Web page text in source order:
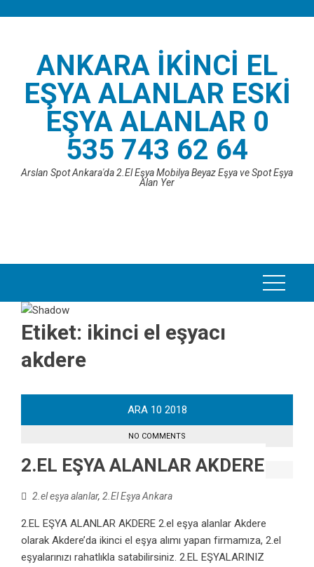
ANKARA İKINCI EL
EŞYA ALANLAR ESKI
EŞYA ALANLAR 0
535 743 62 64
Arslan Spot Ankara'da 2.El Eşya Mobilya Beyaz Eşya ve Spot Eşya
Alan Yer
Etiket: ikinci el eşyacı
akdere
ARA 10 2018
NO COMMENTS
2.EL EŞYA ALANLAR AKDERE
2.el eşya alanlar, 2.El Eşya Ankara
2.EL EŞYA ALANLAR AKDERE 2.el eşya alanlar Akdere
olarak Akdere’da ikinci el eşya alımı yapan firmamıza, 2.el
eşyalarınızı rahatlıkla satabilirsiniz. 2.EL EŞYALARINIZ